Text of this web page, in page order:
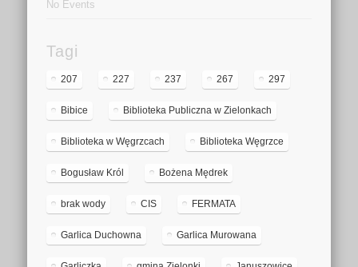
No Events
Tagi
207 227 237 267 297
Bibice Biblioteka Publiczna w Zielonkach
Biblioteka w Węgrzcach Biblioteka Węgrzce
Bogusław Król Bożena Mędrek
brak wody CIS FERMATA
Garlica Duchowna Garlica Murowana